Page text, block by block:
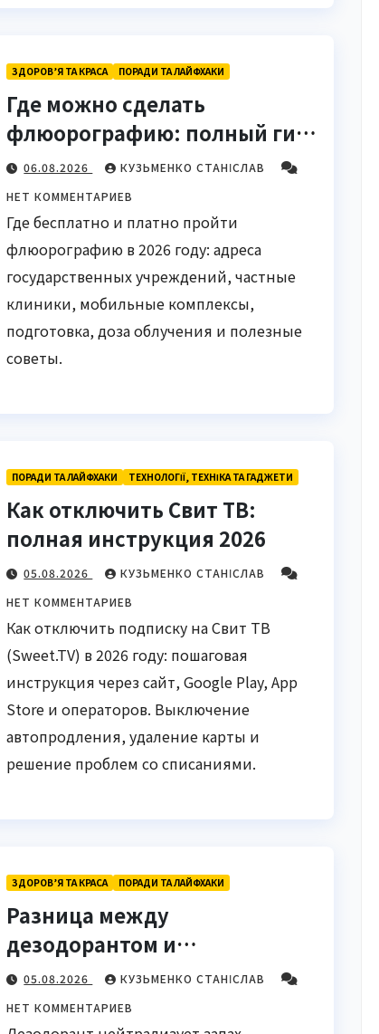
ЗДОРОВ’Я ТА КРАСА ПОРАДИ ТА ЛАЙФХАКИ
Где можно сделать
флюорографию: полный гид
для украинцев
06.08.2026
КУЗЬМЕНКО СТАНІСЛАВ
НЕТ КОММЕНТАРИЕВ
Где бесплатно и платно пройти
флюорографию в 2026 году: адреса
государственных учреждений, частные
клиники, мобильные комплексы,
подготовка, доза облучения и полезные
советы.
ПОРАДИ ТА ЛАЙФХАКИ ТЕХНОЛОГІЇ, ТЕХНІКА ТА ГАДЖЕТИ
Как отключить Свит ТВ:
полная инструкция 2026
05.08.2026
КУЗЬМЕНКО СТАНІСЛАВ
НЕТ КОММЕНТАРИЕВ
Как отключить подписку на Свит ТВ
(Sweet.TV) в 2026 году: пошаговая
инструкция через сайт, Google Play, App
Store и операторов. Выключение
автопродления, удаление карты и
решение проблем со списаниями.
ЗДОРОВ’Я ТА КРАСА ПОРАДИ ТА ЛАЙФХАКИ
Разница между
дезодорантом и
антиперспирантом: полный
разбор механизмов, состава
05.08.2026
КУЗЬМЕНКО СТАНІСЛАВ
НЕТ КОММЕНТАРИЕВ